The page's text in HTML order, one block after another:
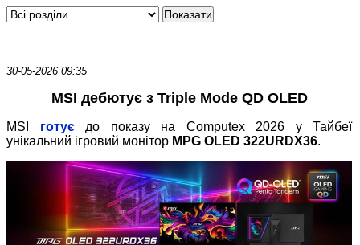
Програмне забезпечення
30-05-2026 09:35
MSI дебютує з Triple Mode QD OLED
MSI готуєдо показу на Computex 2026 у Тайбеї
унікальний ігровий монітор MPG OLED 322URDX36.